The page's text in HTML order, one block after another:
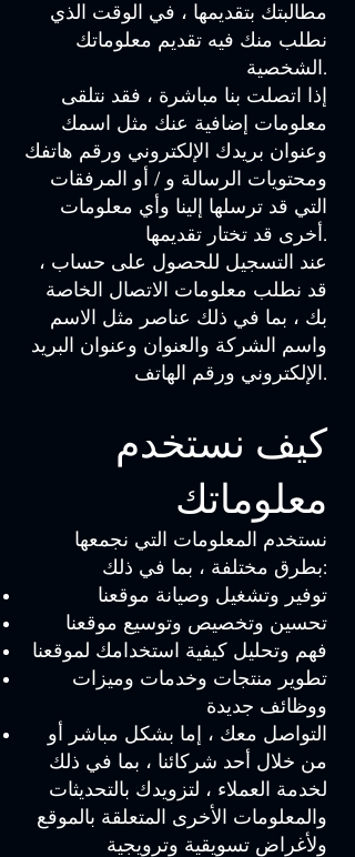
مطالبتك بتقديمها ، في الوقت الذي
نطلب منك فيه تقديم معلوماتك
الشخصية.
إذا اتصلت بنا مباشرة ، فقد نتلقى
معلومات إضافية عنك مثل اسمك
وعنوان بريدك الإلكتروني ورقم هاتفك
ومحتويات الرسالة و / أو المرفقات
التي قد ترسلها إلينا وأي معلومات
أخرى قد تختار تقديمها.
عند التسجيل للحصول على حساب ،
قد نطلب معلومات الاتصال الخاصة
بك ، بما في ذلك عناصر مثل الاسم
واسم الشركة والعنوان وعنوان البريد
الإلكتروني ورقم الهاتف.
كيف نستخدم
معلوماتك
نستخدم المعلومات التي نجمعها
بطرق مختلفة ، بما في ذلك:
توفير وتشغيل وصيانة موقعنا
تحسين وتخصيص وتوسيع موقعنا
فهم وتحليل كيفية استخدامك لموقعنا
تطوير منتجات وخدمات وميزات
ووظائف جديدة
التواصل معك ، إما بشكل مباشر أو
من خلال أحد شركائنا ، بما في ذلك
لخدمة العملاء ، لتزويدك بالتحديثات
والمعلومات الأخرى المتعلقة بالموقع
ولأغراض تسويقية وترويجية